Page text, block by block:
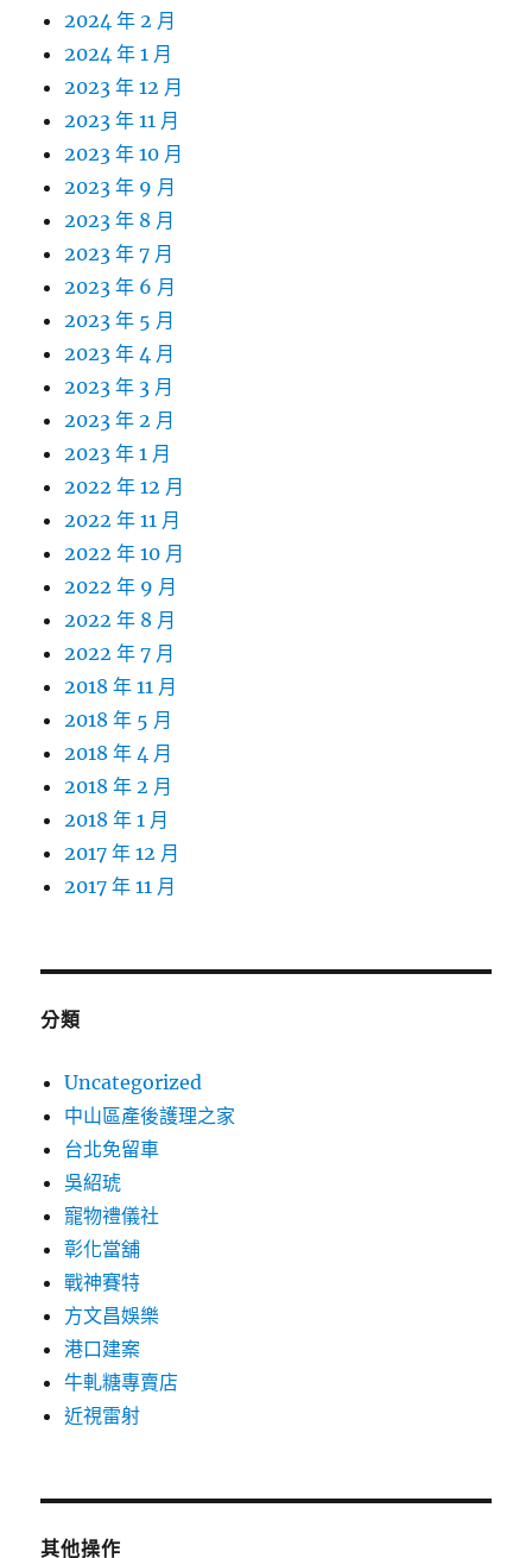
2024 年 2 月
2024 年 1 月
2023 年 12 月
2023 年 11 月
2023 年 10 月
2023 年 9 月
2023 年 8 月
2023 年 7 月
2023 年 6 月
2023 年 5 月
2023 年 4 月
2023 年 3 月
2023 年 2 月
2023 年 1 月
2022 年 12 月
2022 年 11 月
2022 年 10 月
2022 年 9 月
2022 年 8 月
2022 年 7 月
2018 年 11 月
2018 年 5 月
2018 年 4 月
2018 年 2 月
2018 年 1 月
2017 年 12 月
2017 年 11 月
分類
Uncategorized
中山區產後護理之家
台北免留車
吳紹琥
寵物禮儀社
彰化當舖
戰神賽特
方文昌娛樂
港口建案
牛軋糖專賣店
近視雷射
其他操作